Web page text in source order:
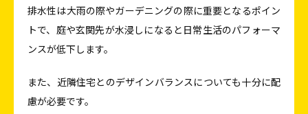
排水性は大雨の際やガーデニングの際に重要となるポイン
トで、庭や玄関先が水浸しになると日常生活のパフォーマ
ンスが低下します。
また、近隣住宅とのデザインバランスについても十分に配
慮が必要です。